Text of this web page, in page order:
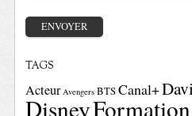
TAGS
Acteur Avengers BTSCanal+
DisneyFormation